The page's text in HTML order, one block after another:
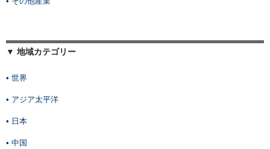
▼ 地域カテゴリー
• 世界
• アジア太平洋
• 日本
• 中国